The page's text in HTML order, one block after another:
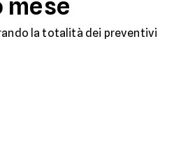
mese
la totalità dei preventivi